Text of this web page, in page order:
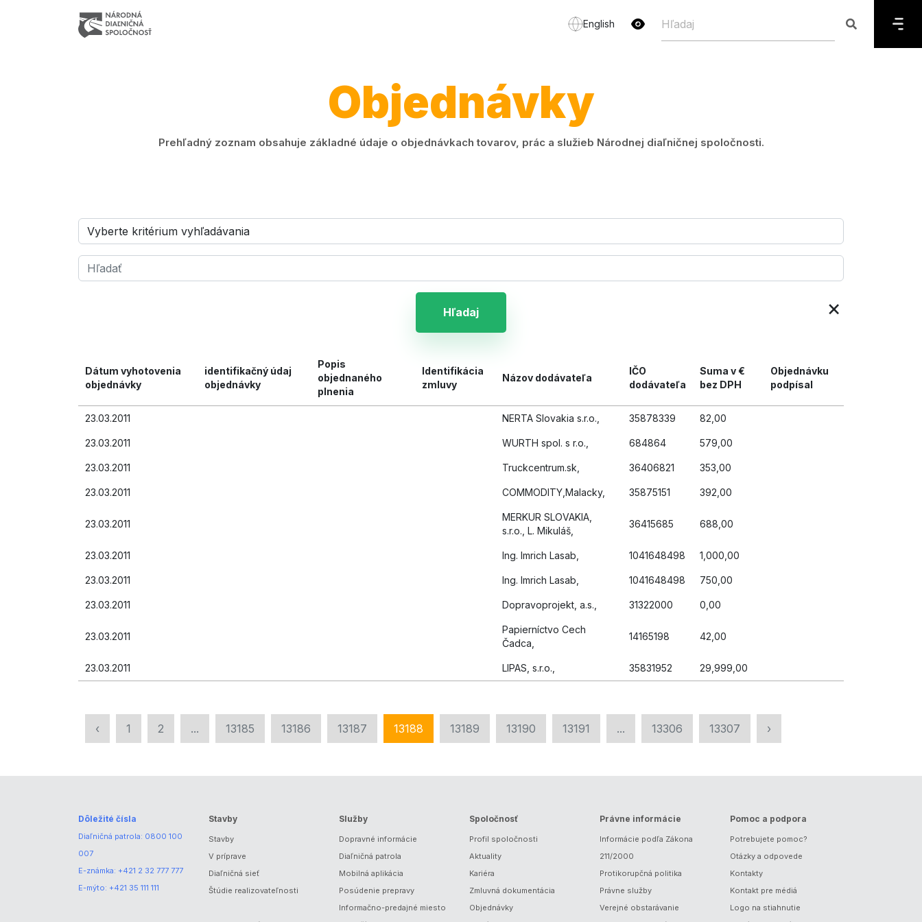
English
Objednávky
Prehľadný zoznam obsahuje základné údaje o objednávkach tovarov, prác a služieb Národnej diaľničnej spoločnosti.
Hľadaj ×
Dátum vyhotovenia
objednávky
identifikačný údaj
objednávky
Popis
objednaného
plnenia
Identifikácia
zmluvy
Názov dodávateľa
IČO
dodávateľa
Suma v €
bez DPH
Objednávku
podpísal
23.03.2011 NERTA Slovakia s.r.o., 35878339 82,00
23.03.2011 WURTH spol. s r.o., 684864 579,00
23.03.2011 Truckcentrum.sk, 36406821 353,00
23.03.2011 COMMODITY,Malacky, 35875151 392,00
23.03.2011
MERKUR SLOVAKIA,
s.r.o., L. Mikuláš,
36415685 688,00
23.03.2011 Ing. Imrich Lasab, 1041648498 1,000,00
23.03.2011 Ing. Imrich Lasab, 1041648498 750,00
23.03.2011 Dopravoprojekt, a.s., 31322000 0,00
23.03.2011
Papierníctvo Cech
Čadca,
14165198 42,00
23.03.2011 LIPAS, s.r.o., 35831952 29,999,00
‹ 1 2 ... 13185 13186 13187 13188 13189 13190 13191 ... 13306 13307 ›
Dôležité čísla
Diaľničná patrola: 0800 100
007
E-známka: +421 2 32 777 777
E-mýto: +421 35 111 111
Stavby
Stavby
V príprave
Diaľničná sieť
Štúdie realizovateľnosti
Služby
Dopravné informácie
Diaľničná patrola
Mobilná aplikácia
Posúdenie prepravy
Informačno-predajné miesto
Spoločnosť
Profil spoločnosti
Aktuality
Kariéra
Zmluvná dokumentácia
Objednávky
Právne informácie
Informácie podľa Zákona
211/2000
Protikorupčná politika
Právne služby
Verejné obstarávanie
Pomoc a podpora
Potrebujete pomoc?
Otázky a odpovede
Kontakty
Kontakt pre médiá
Logo na stiahnutie